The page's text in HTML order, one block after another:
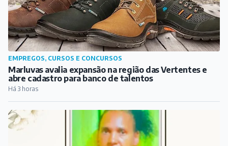
COTIDIANO
Falece mulher atropelada por ônibus perto da
rodoviária de Barbacena
Há 3 horas